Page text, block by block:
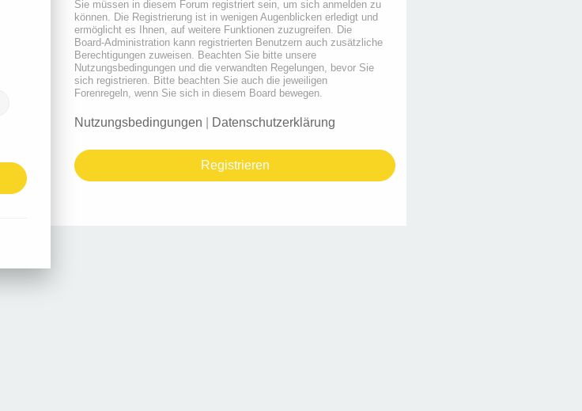
Sie müssen in diesem Forum registriert sein, um sich anmelden zu
können. Die Registrierung ist in wenigen Augenblicken erledigt und
ermöglicht es Ihnen, auf weitere Funktionen zuzugreifen. Die
Board-Administration kann registrierten Benutzern auch zusätzliche
Berechtigungen zuweisen. Beachten Sie bitte unsere
Nutzungsbedingungen und die verwandten Regelungen, bevor Sie
sich registrieren. Bitte beachten Sie auch die jeweiligen
Forenregeln, wenn Sie sich in diesem Board bewegen.
Nutzungsbedingungen Datenschutzerklärung
Registrieren